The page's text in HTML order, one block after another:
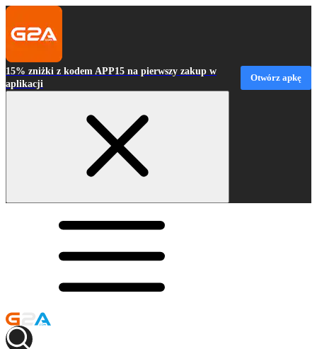
15% zniżki z kodem APP15 na pierwszy zakup w
aplikacji
Otwórz apkę